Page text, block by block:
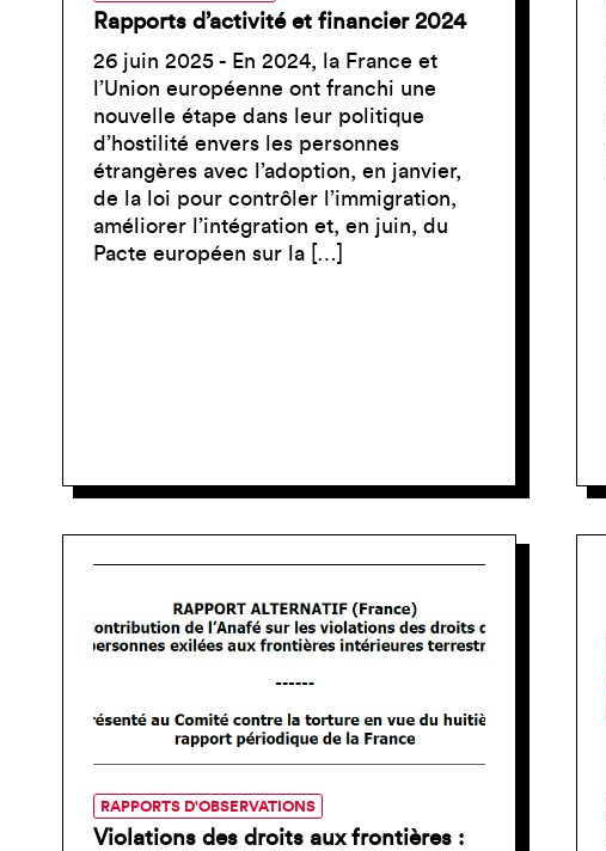
Rapports d’activité et financier 2024
26 juin 2025 - En 2024, la France et
l’Union européenne ont franchi une
nouvelle étape dans leur politique
d’hostilité envers les personnes
étrangères avec l’adoption, en janvier,
de la loi pour contrôler l’immigration,
améliorer l’intégration et, en juin, du
Pacte européen sur la […]
RAPPORTS D'OBSERVATIONS
Violations des droits aux frontières :